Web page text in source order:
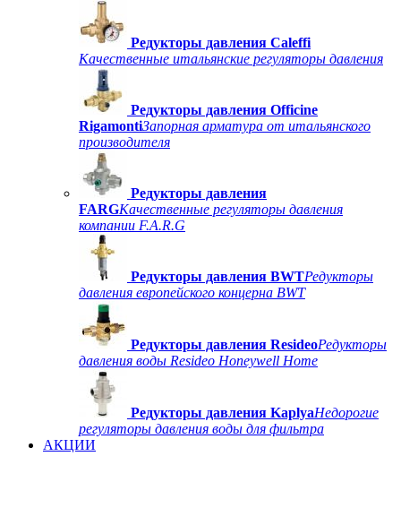
Редукторы давления Caleffi
Качественные итальянские регуляторы давления
Редукторы давления Officine
RigamontiЗапорная арматура от итальянского
производителя
Редукторы давления
FARGКачественные регуляторы давления
компании F.A.R.G
Редукторы давления BWTРедукторы
давления европейского концерна BWT
Редукторы давления ResideoРедукторы
давления воды Resideo Honeywell Home
Редукторы давления KaplyaНедорогие
регуляторы давления воды для фильтра
АКЦИИ